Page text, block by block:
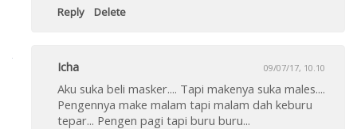
Reply Delete
Icha 09/07/17, 10.10
Aku suka beli masker.... Tapi makenya suka males....
Pengennya make malam tapi malam dah keburu
tepar... Pengen pagi tapi buru buru...